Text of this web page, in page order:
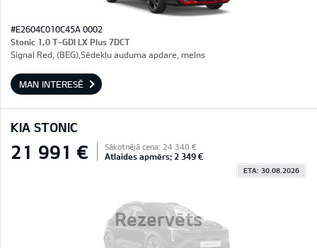
#E2604C010C45A 0002
Stonic 1,0 T-GDI LX Plus 7DCT
Signal Red, (BEG),Sēdekļu auduma apdare, melns
MAN INTERESĒ
KIA STONIC
Rezervēts
21 991 € Sākotnējā cena: 24 340 €
Atlaides apmērs: 2 349 €
ETA: 30.08.2026